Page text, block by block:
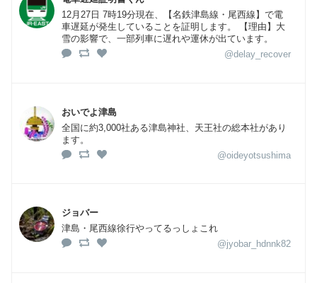
12月27日 7時19分現在、【名鉄津島線・尾西線】で電
車遅延が発生していることを証明します。 【理由】大
雪の影響で、一部列車に遅れや運休が出ています。
@delay_recover
おいでよ津島
全国に約3,000社ある津島神社、天王社の総本社があり
ます。
@oideyotsushima
ジョバー
津島・尾西線徐行やってるっしょこれ
@jyobar_hdnnk82